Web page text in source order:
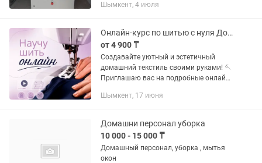
Заправка кондиционеров на дому
Шымкент, 4 июля
Онлайн-курс по шитью с нуля Домашний текстиль (Рассрочка Kaspi 0-0-4
от 4 900 ₸
Создавайте уютный и эстетичный
домашний текстиль своими руками! 🪡
Приглашаю вас на подробные онлайн-
специально для тех, кто хочет
Шымкент, 17 июня
Домашни персонал уборка
10 000 - 15 000 ₸
Домашный персонал, уборка , мытья
окон